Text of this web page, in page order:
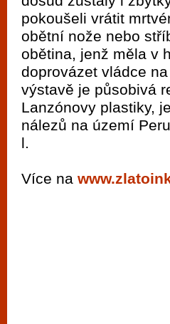
pokoušeli vrátit
obětní nože nebo
obětina, jenž měla v
doprovázet vládce
výstavě je působivá
Lanzónovy plastiky,
nálezů na území
l.
Více na